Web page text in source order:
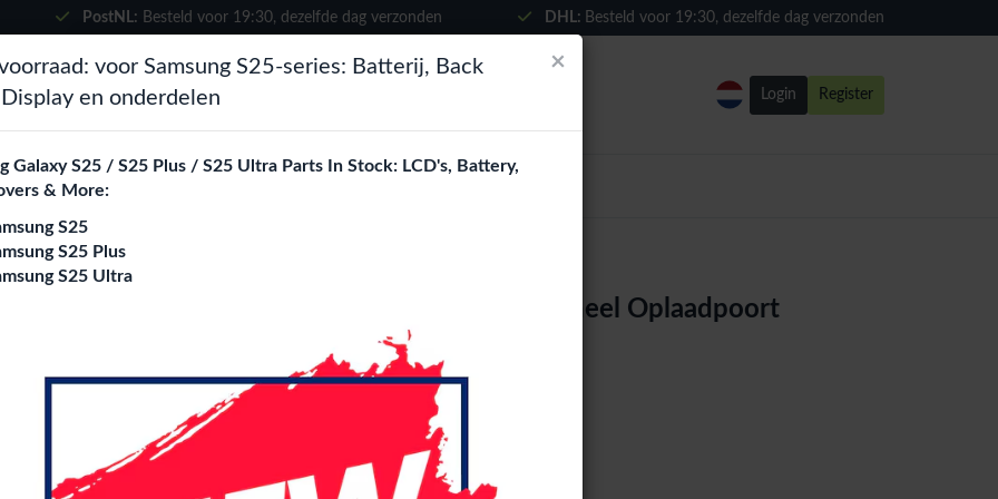
×
Kies je taal
Het lijkt erop dat je inVerenigde
Statenbent.
PostNL: Besteld voor 19:30, dezelfde dag verzonden DHL: Besteld voor 19:30, dezelfde dag verzonden
zoeken Login Register
City Blogs
Motorola Moto G34 origineel Oplaadpoort
Login Register
×
voor Samsung S25-series: Batterij, Back
en onderdelen
Galaxy S25 / S25 Plus / S25 Ultra Parts In Stock: LCD's, Battery,
& More:
S25
S25 Plus
S25 Ultra